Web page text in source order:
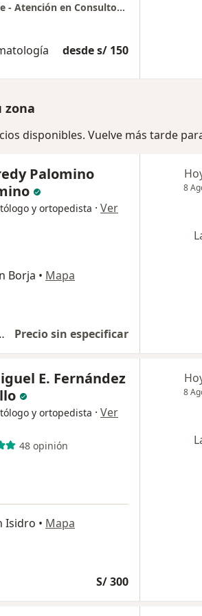
Traumatología a tu alcance - Atención en Consultorio y Visita a Domicilio
desde s/ 150
zona
disponibles. Vuelve más tarde
Palomino
y ortopedista · Ver
Borja • Mapa
Precio sin especificar
8
E. Fernández
y ortopedista · Ver
48 opinión
Isidro • Mapa
S/ 300
8